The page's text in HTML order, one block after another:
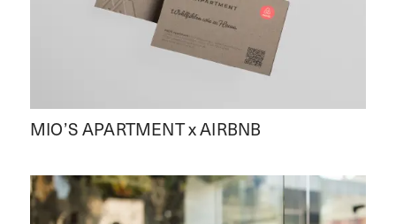
MIO’S APARTMENT x AIRBNB